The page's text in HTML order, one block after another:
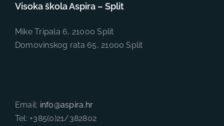
Visoka škola Aspira – Split
Mike Tripala 6, 21000 Split
Domovinskog rata 65, 21000 Split
Email: info@aspira.hr
Tel: +385(0)21/382802